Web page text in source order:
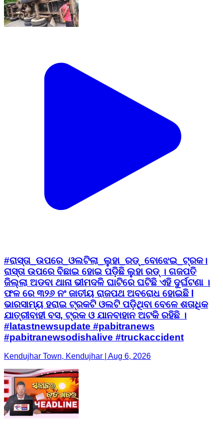
#ରାସ୍ତା_ଉପରେ_ଓଲଟିଲା_ଲୁହା_ରଡ୍_ବୋଝେଇ_ଟ୍ରକ।
ରାସ୍ତା ଉପରେ ବିଛାଇ ହୋଇ ପଡ଼ିଛି ଲୁହା ରଡ୍ । ଗଜପତି
ଜିଲ୍ଲା ଅଡବା ଥାନା ଭୀମଦଳି ଘାଟିରେ ଘଟିଛି ଏହି ଦୁର୍ଘଟଣା ।
ଫଳ ରେ ୩୨୬ ନଂ ଜାତୀୟ ରାଜପଥ ଅବରୋଧ ହୋଇଛି l
ଭାରସାମ୍ୟ ହରାଇ ଟ୍ରକଟି ଓଲଟି ପଡ଼ିଥିବା ବେଳେ ଶତାଧିକ
ଯାତ୍ରୀବାହୀ ବସ, ଟ୍ରକ ଓ ଯାନବାହାନ ଅଟକି ରହିଛି ।
#latastnewsupdate #pabitranews
#pabitranewsodishalive #truckaccident
Kendujhar Town, Kendujhar | Aug 6, 2026